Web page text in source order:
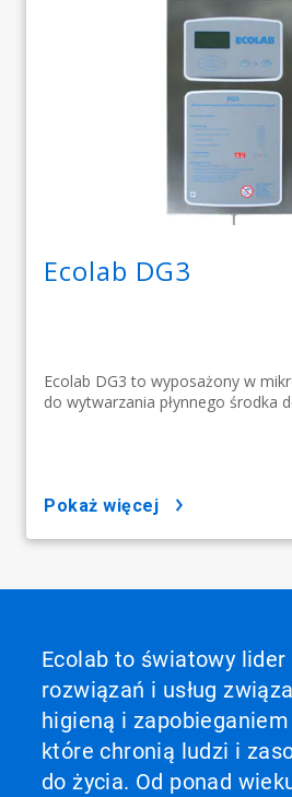
Ecolab DG3
Ecolab DG3 to wyposażony w
do wytwarzania płynnego środka
pokaż więcej
Ecolab to światowy
rozwiązań i usług
higieną i
które chronią ludzi i
do życia. Od ponad